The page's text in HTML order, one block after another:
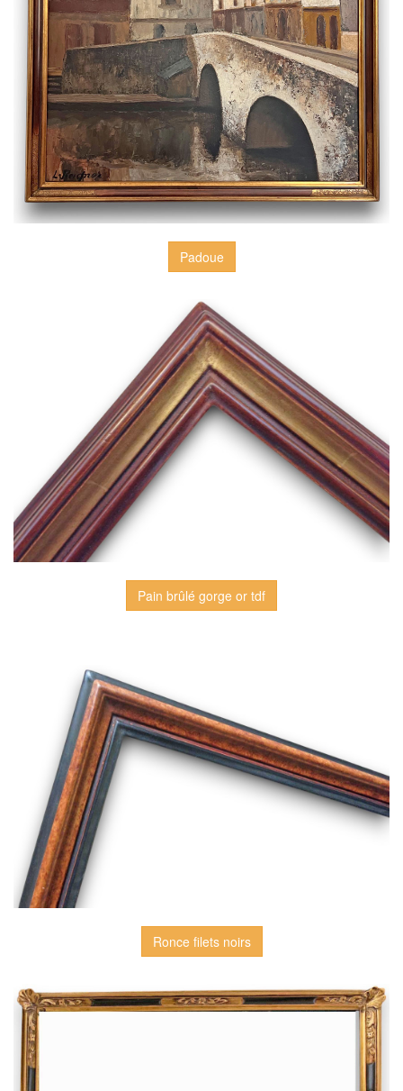
Padoue
Pain brûlé gorge or tdf
Ronce filets noirs